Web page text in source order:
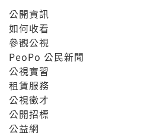
公開資訊
如何收看
參觀公視
PeoPo 公民新聞
公視實習
租賃服務
公視徵才
公開招標
公益網